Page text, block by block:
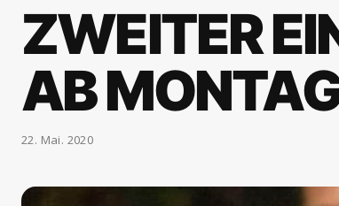
ZWEITER
AB
22. Mai. 2020